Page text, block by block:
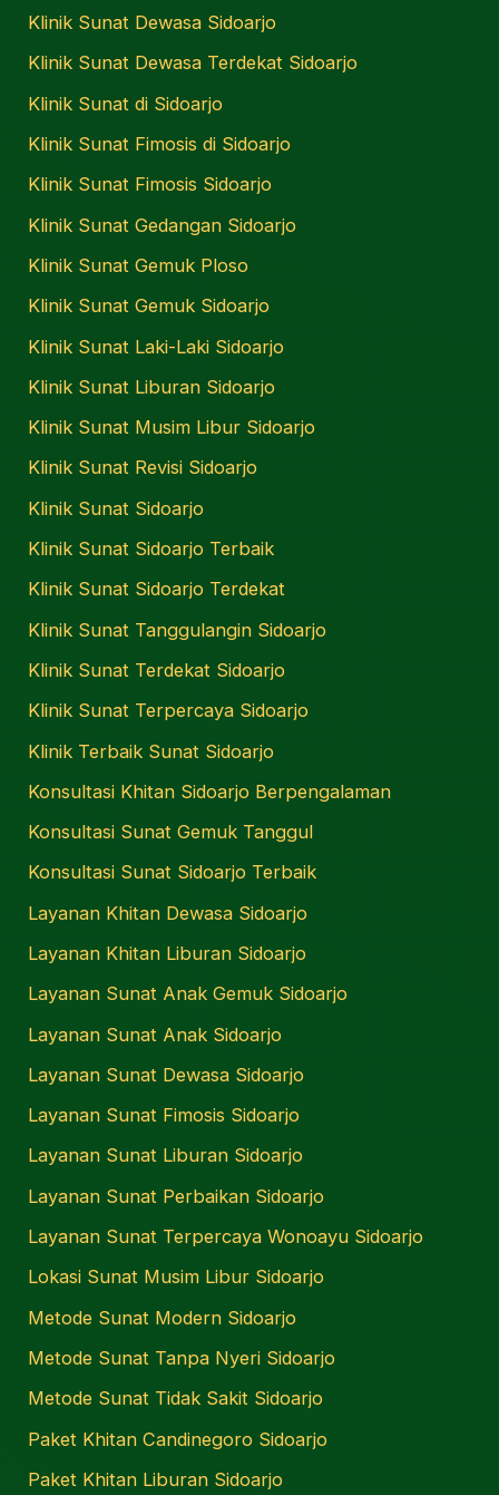
Klinik Sunat Dewasa Sidoarjo
Klinik Sunat Dewasa Terdekat Sidoarjo
Klinik Sunat di Sidoarjo
Klinik Sunat Fimosis di Sidoarjo
Klinik Sunat Fimosis Sidoarjo
Klinik Sunat Gedangan Sidoarjo
Klinik Sunat Gemuk Ploso
Klinik Sunat Gemuk Sidoarjo
Klinik Sunat Laki-Laki Sidoarjo
Klinik Sunat Liburan Sidoarjo
Klinik Sunat Musim Libur Sidoarjo
Klinik Sunat Revisi Sidoarjo
Klinik Sunat Sidoarjo
Klinik Sunat Sidoarjo Terbaik
Klinik Sunat Sidoarjo Terdekat
Klinik Sunat Tanggulangin Sidoarjo
Klinik Sunat Terdekat Sidoarjo
Klinik Sunat Terpercaya Sidoarjo
Klinik Terbaik Sunat Sidoarjo
Konsultasi Khitan Sidoarjo Berpengalaman
Konsultasi Sunat Gemuk Tanggul
Konsultasi Sunat Sidoarjo Terbaik
Layanan Khitan Dewasa Sidoarjo
Layanan Khitan Liburan Sidoarjo
Layanan Sunat Anak Gemuk Sidoarjo
Layanan Sunat Anak Sidoarjo
Layanan Sunat Dewasa Sidoarjo
Layanan Sunat Fimosis Sidoarjo
Layanan Sunat Liburan Sidoarjo
Layanan Sunat Perbaikan Sidoarjo
Layanan Sunat Terpercaya Wonoayu Sidoarjo
Lokasi Sunat Musim Libur Sidoarjo
Metode Sunat Modern Sidoarjo
Metode Sunat Tanpa Nyeri Sidoarjo
Metode Sunat Tidak Sakit Sidoarjo
Paket Khitan Candinegoro Sidoarjo
Paket Khitan Liburan Sidoarjo